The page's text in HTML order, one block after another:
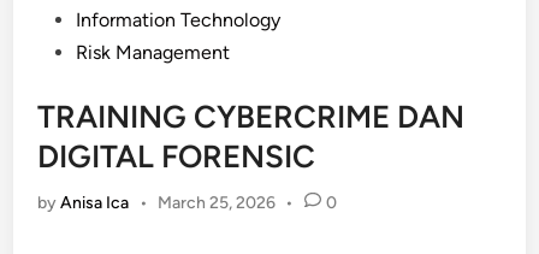
Information Technology
Risk Management
TRAINING CYBERCRIME DAN
DIGITAL FORENSIC
byAnisa Ica • March 25, 2026 • 0